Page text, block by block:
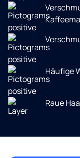
Häufige
Raue